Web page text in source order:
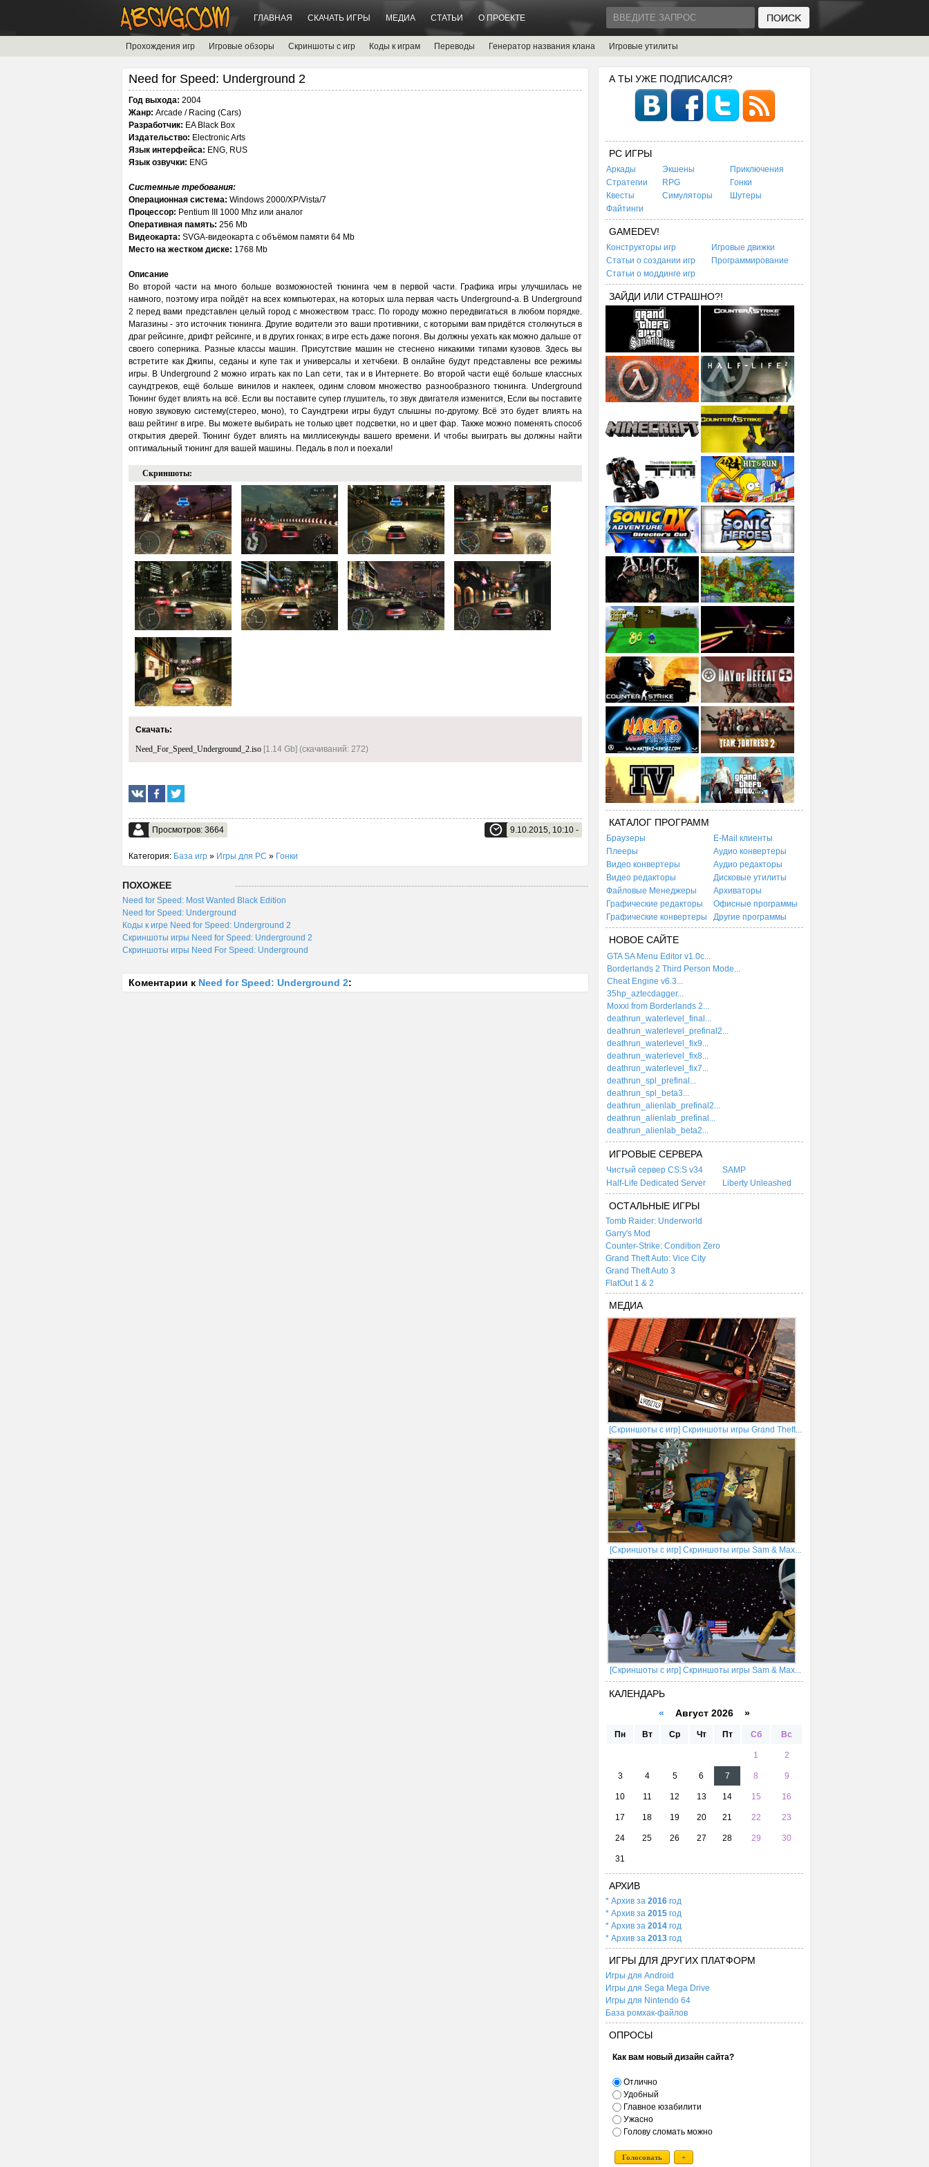
ГЛАВНАЯ СКАЧАТЬ ИГРЫ МЕДИА СТАТЬИ О ПРОЕКТЕ
Прохождения игр Игровые обзоры Скриншоты с игр Коды к играм Переводы Генератор названия клана Игровые утилиты
Need for Speed: Underground 2
Год выхода: 2004
Жанр: Arcade / Racing (Cars)
Разработчик: EA Black Box
Издательство: Electronic Arts
Язык интерфейса: ENG, RUS
Язык озвучки: ENG
Системные требования:
Операционная система: Windows 2000/XP/Vista/7
Процессор: Pentium III 1000 Mhz или аналог
Оперативная память: 256 Mb
Видеокарта: SVGA-видеокарта с объёмом памяти 64 Mb
Место на жестком диске: 1768 Mb
Описание
Во второй части на много больше возможностей тюнинга чем в первой части. Графика игры улучшилась не
намного, поэтому игра пойдёт на всех компьютерах, на которых шла первая часть Underground-а. В Underground
2 перед вами представлен целый город с множеством трасс. По городу можно передвигаться в любом порядке.
Магазины - это источник тюнинга. Другие водители это ваши противники, с которыми вам придётся столкнуться в
драг рейсинге, дрифт рейсинге, и в других гонках; в игре есть даже погоня. Вы должны уехать как можно дальше от
своего соперника. Разные классы машин. Присутствие машин не стеснено никакими типами кузовов. Здесь вы
встретите как Джипы, седаны и купе так и универсалы и хетчбеки. В онлайне будут представлены все режимы
игры. В Underground 2 можно играть как по Lan сети, так и в Интернете. Во второй части ещё больше классных
саундтреков, ещё больше винилов и наклеек, одинм словом множество разнообразного тюнинга. Underground
Тюнинг будет влиять на всё. Если вы поставите супер глушитель, то звук двигателя изменится, Если вы поставите
новую звуковую систему(стерео, моно), то Саундтреки игры будут слышны по-другому. Всё это будет влиять на
ваш рейтинг в игре. Вы можете выбирать не только цвет подсветки, но и цвет фар. Также можно поменять способ
открытия дверей. Тюнинг будет влиять на миллисекунды вашего времени. И чтобы выиграть вы должны найти
оптимальный тюнинг для вашей машины. Педаль в пол и поехали!
Скриншоты:
Скачать:
Need_For_Speed_Underground_2.iso [1.14 Gb] (cкачиваний: 272)
Просмотров: 3664 9.10.2015, 10:10 -
Категория: База игр » Игры для PC » Гонки
ПОХОЖЕЕ
Need for Speed: Most Wanted Black Edition
Need for Speed: Underground
Коды к игре Need for Speed: Underground 2
Скриншоты игры Need for Speed: Underground 2
Скриншоты игры Need For Speed: Underground
Коментарии к Need for Speed: Underground 2:
А ТЫ УЖЕ ПОДПИСАЛСЯ?
PC ИГРЫ
Аркады Экшены
Приключения
Стратегии
RPG
Гонки
Квесты
Симуляторы
Шутеры
Файтинги
GAMEDEV!
Конструкторы игр
Игровые движки
Статьи о создании игр
Программирование
Статьи о моддинге игр
ЗАЙДИ ИЛИ СТРАШНО?!
КАТАЛОГ ПРОГРАММ
Браузеры
E-Mail клиенты
Плееры
Аудио конвертеры
Видео конвертеры
Аудио редакторы
Видео редакторы
Дисковые утилиты
Файловые Менеджеры
Архиваторы
Графические редакторы
Офисные программы
Графические конвертеры
Другие программы
НОВОЕ САЙТЕ
GTA SA Menu Editor v1.0c...
Borderlands 2 Third Person Mode...
Cheat Engine v6.3...
35hp_aztecdagger...
Moxxi from Borderlands 2...
deathrun_waterlevel_final...
deathrun_waterlevel_prefinal2...
deathrun_waterlevel_fix9...
deathrun_waterlevel_fix8...
deathrun_waterlevel_fix7...
deathrun_spl_prefinal...
deathrun_spl_beta3...
deathrun_alienlab_prefinal2...
deathrun_alienlab_prefinal...
deathrun_alienlab_beta2...
ИГРОВЫЕ СЕРВЕРА
Чистый сервер CS:S v34
SAMP
Half-Life Dedicated Server
Liberty Unleashed
ОСТАЛЬНЫЕ ИГРЫ
Tomb Raider: Underworld
Garry's Mod
Counter-Strike: Condition Zero
Grand Theft Auto: Vice City
Grand Theft Auto 3
FlatOut 1 & 2
МЕДИА
[Скриншоты с игр] Скриншоты игры Grand Theft...
[Скриншоты с игр] Скриншоты игры Sam & Max...
[Скриншоты с игр] Скриншоты игры Sam & Max...
КАЛЕНДАРЬ
« Август 2026 »
Пн Вт Ср Чт Пт Сб Вс
1 2
3 4 5 6 7 8 9
10 11 12 13 14 15 16
17 18 19 20 21 22 23
24 25 26 27 28 29 30
31
АРХИВ
* Архив за 2016 год
* Архив за 2015 год
* Архив за 2014 год
* Архив за 2013 год
ИГРЫ ДЛЯ ДРУГИХ ПЛАТФОРМ
Игры для Android
Игры для Sega Mega Drive
Игры для Nintendo 64
База ромхак-файлов
ОПРОСЫ
Как вам новый дизайн сайта?
Отлично
Удобный
Главное юзабилити
Ужасно
Голову сломать можно
Голосовать +